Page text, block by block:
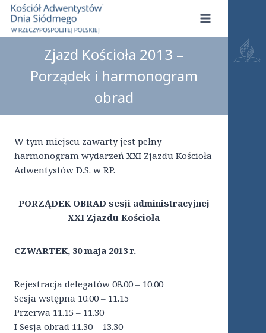
Przejdź
treści
Zjazd Kościoła 2013 –
Porządek i harmonogram
obrad
W tym miejscu zawarty jest pełny
harmonogram wydarzeń XXI Zjazdu Kościoła
Adwentystów D.S. w RP.
PORZĄDEK OBRAD sesji administracyjnej
XXI Zjazdu Kościoła
CZWARTEK, 30 maja 2013 r.
Rejestracja delegatów 08.00 – 10.00
Sesja wstępna 10.00 – 11.15
Przerwa 11.15 – 11.30
I Sesja obrad 11.30 – 13.30